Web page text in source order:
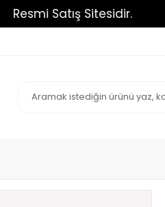
Resmi Satış Sitesidir.